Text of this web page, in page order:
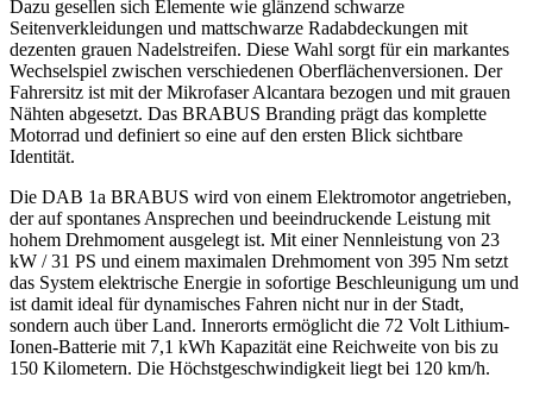
Dazu gesellen sich Elemente wie glänzend schwarze
Seitenverkleidungen und mattschwarze Radabdeckungen mit
dezenten grauen Nadelstreifen. Diese Wahl sorgt für ein markantes
Wechselspiel zwischen verschiedenen Oberflächenversionen. Der
Fahrersitz ist mit der Mikrofaser Alcantara bezogen und mit grauen
Nähten abgesetzt. Das BRABUS Branding prägt das komplette
Motorrad und definiert so eine auf den ersten Blick sichtbare
Identität.
Die DAB 1a BRABUS wird von einem Elektromotor angetrieben,
der auf spontanes Ansprechen und beeindruckende Leistung mit
hohem Drehmoment ausgelegt ist. Mit einer Nennleistung von 23
kW / 31 PS und einem maximalen Drehmoment von 395 Nm setzt
das System elektrische Energie in sofortige Beschleunigung um und
ist damit ideal für dynamisches Fahren nicht nur in der Stadt,
sondern auch über Land. Innerorts ermöglicht die 72 Volt Lithium-
Ionen-Batterie mit 7,1 kWh Kapazität eine Reichweite von bis zu
150 Kilometern. Die Höchstgeschwindigkeit liegt bei 120 km/h.